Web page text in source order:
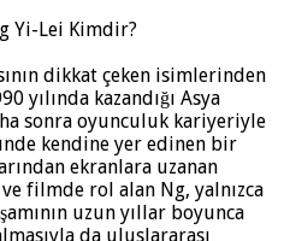
Yi-Lei Kimdir?